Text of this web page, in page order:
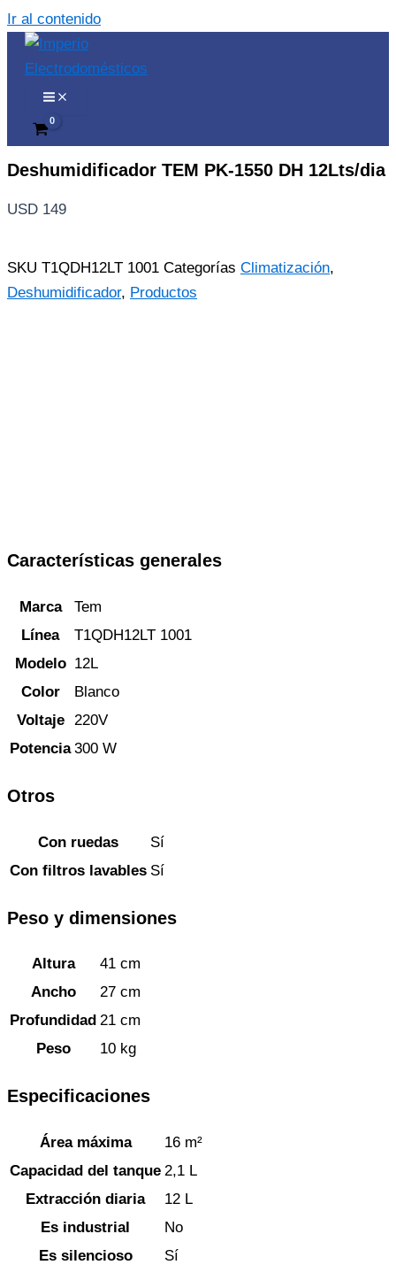
Ir al contenido
Deshumidificador TEM PK-1550 DH 12Lts/dia
USD 149
SKU T1QDH12LT 1001 Categorías Climatización,
Deshumidificador, Productos
Características generales
Marca
Tem
Línea
T1QDH12LT 1001
Modelo 12L
Color
Blanco
Voltaje
220V
Potencia 300 W
Otros
Con ruedas
Sí
Con filtros lavables Sí
Peso y dimensiones
Altura
41 cm
Ancho
27 cm
Profundidad 21 cm
Peso
10 kg
Especificaciones
Área máxima
16 m²
Capacidad del tanque 2,1 L
Extracción diaria
12 L
Es industrial
No
Es silencioso
Sí